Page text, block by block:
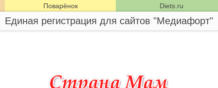
Поварёнок Diets.ru
Единая регистрация для сайтов "Медиафорт"